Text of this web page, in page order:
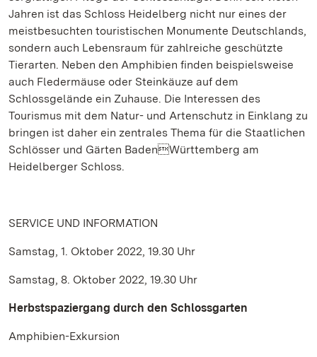
Jahren ist das Schloss Heidelberg nicht nur eines der
meistbesuchten touristischen Monumente Deutschlands,
sondern auch Lebensraum für zahlreiche geschützte
Tierarten. Neben den Amphibien finden beispielsweise
auch Fledermäuse oder Steinkäuze auf dem
Schlossgelände ein Zuhause. Die Interessen des
Tourismus mit dem Natur- und Artenschutz in Einklang zu
bringen ist daher ein zentrales Thema für die Staatlichen
Schlösser und Gärten BadenWürttemberg am
Heidelberger Schloss.
SERVICE UND INFORMATION
Samstag, 1. Oktober 2022, 19.30 Uhr
Samstag, 8. Oktober 2022, 19.30 Uhr
Herbstspaziergang durch den Schlossgarten
Amphibien-Exkursion